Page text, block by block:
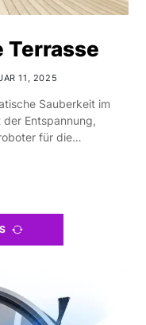
Terrasse
11, 2025
Sauberkeit im
Entspannung,
für die…